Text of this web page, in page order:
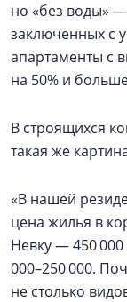
но «без воды» —
заключенных с
апартаменты с
на 50% и
В строящихся
такая же
«В нашей
цена жилья в
Невку — 450
000–250 000.
не столько